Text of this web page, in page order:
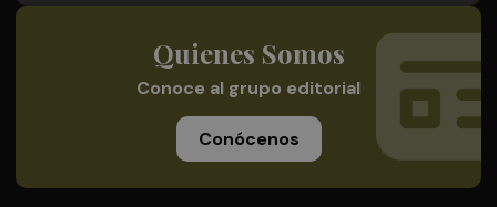
Quienes Somos
Conoce al grupo editorial
Conócenos